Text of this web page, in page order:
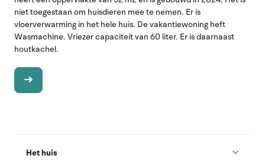
niet toegestaan om huisdieren mee te nemen. Er is
vloerverwarming in het hele huis. De vakantiewoning heft
Wasmachine. Vriezer capaciteit van 60 liter. Er is daarnaast
houtkachel.
Het huis